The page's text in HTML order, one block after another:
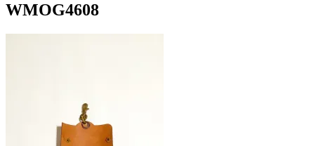
WMOG4608